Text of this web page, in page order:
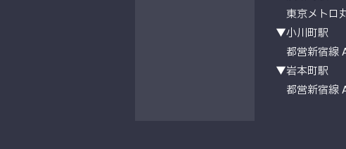
東京メトロ
▼小川町駅
都営新宿線
▼岩本町駅
都営新宿線